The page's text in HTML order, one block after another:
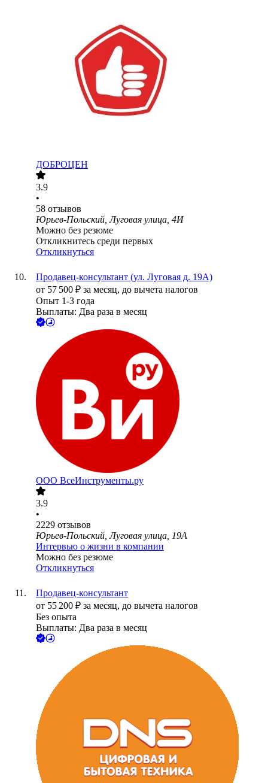
ДОБРОЦЕН
3.9
•
58 отзывов
Юрьев-Польский, Луговая улица, 4И
Можно без резюме
Откликнитесь среди первых
Откликнуться
Продавец-консультант (ул. Луговая д. 19А)
от 57 500 ₽ за месяц, до вычета налогов
Опыт 1-3 года
Выплаты: Два раза в месяц
ООО ВсеИнструменты.ру
3.9
•
2229 отзывов
Юрьев-Польский, Луговая улица, 19А
Интервью о жизни в компании
Можно без резюме
Откликнуться
Продавец-консультант
от 55 200 ₽ за месяц, до вычета налогов
Без опыта
Выплаты: Два раза в месяц